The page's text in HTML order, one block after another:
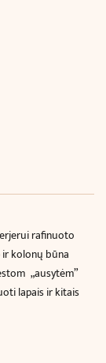
rafinuoto
kolonų būna
„ausytėm”
lapais ir kitais